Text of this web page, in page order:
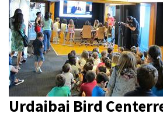
Urdaibai Bird